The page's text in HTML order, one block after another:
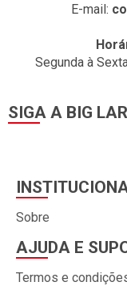
E-mail:
Segunda à
SIGA A BIG
Sobre
AJUDA E
Termos e